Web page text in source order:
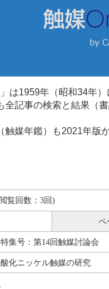
は1959年（昭和34年
全記事の検索と結果（
触媒年鑑）も2021年
覧回数：3回)
ペ
集号：第14回触媒討論会
化ニッケル触媒の研究